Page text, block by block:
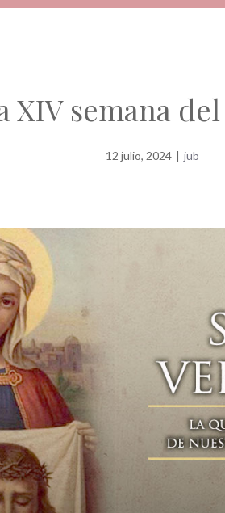
XIV semana
12 julio, 2024 | jub